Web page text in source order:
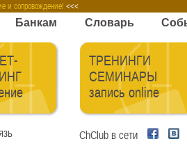
и сопровождение! <<<
Банкам Словарь
Банкам Словарь
ТРЕНИНГИ
СЕМИНАРЫ
запись online
ChClub в сети